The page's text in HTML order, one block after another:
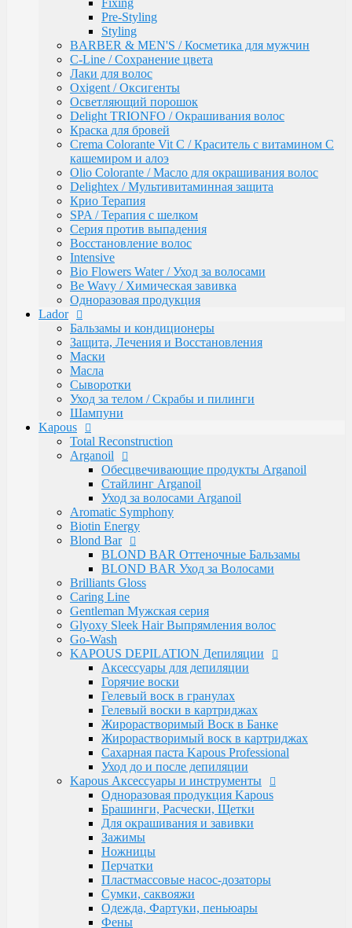
Сыворотки
Уход за телом / Скрабы и пилинги
Шампуни
Kapous
Total Reconstruction
Arganoil
Обесцвечивающие продукты Arganoil
Стайлинг Arganoil
Уход за волосами Arganoil
Aromatic Symphony
Biotin Energy
Blond Bar
BLOND BAR Оттеночные Бальзамы
BLOND BAR Уход за Волосами
Brilliants Gloss
Caring Line
Gentleman Мужская серия
Glyoxy Sleek Hair Выпрямления волос
Go-Wash
KAPOUS DEPILATION Депиляции
Аксессуары для депиляции
Горячие воски
Гелевый воск в гранулах
Гелевый воски в картриджах
Жирорастворимый Воск в Банке
Жирорастворимый воск в картриджах
Сахарная паста Kapous Professional
Уход до и после депиляции
Kapous Аксессуары и инструменты
Одноразовая продукция Kapous
Брашинги, Расчески, Щетки
Для окрашивания и завивки
Зажимы
Ножницы
Перчатки
Пластмассовые насос-дозаторы
Сумки, саквояжи
Одежда, Фартуки, пеньюары
Фены
Life Color Оттеночные средства
Luxe Care
Macadamia Oil
Magic Keratin
Magic Keratin Стайлинг
Средства для долговременной завивки
Уход за волосами
Milk Line
Oliva and Avocado
Profilactic
Smooth and Curly
Treatment Лечебная
Ylang Ylang
Окрашивание Kapous
Кремообразная проявляющая эмульсия
Обесцвечивающие и специальные продукты
Окислительная Эмульсия "ActiOx"
Окрашивание Hyaluronic Acid
Окрашивание Studio
Окрашивание бровей и ресниц
Прямые пигменты Rainbow
Стайлинг Kapous
Уход за волосами HYALURONIC ACID
Уход за волосами PROFESSIONAL
Средства для химической завивки волос
Краски для бровей и ресниц
Fixing
Pre-Styling
Styling
BARBER & MEN'S / Косметика для мужчин
C-Line / Сохранение цвета
Лаки для волос
Oxigent / Оксигенты
Осветляющий порошок
Delight TRIONFO / Окрашивания волос
Краска для бровей
Crema Colorante Vit C / Краситель с витамином С
кашемиром и алоэ
Olio Colorante / Масло для окрашивания волос
Delightex / Мультивитаминная защита
Крио Терапия
SPA / Терапия с шелком
Серия против выпадения
Восстановление волос
Intensive
Bio Flowers Water / Уход за волосами
Be Wavy / Химическая завивка
Одноразовая продукция
Lador
Бальзамы и кондиционеры
Защита, Лечения и Восстановления
Маски
Масла
Сыворотки
Уход за телом / Скрабы и пилинги
Шампуни
Kapous
Total Reconstruction
Arganoil
Обесцвечивающие продукты Arganoil
Стайлинг Arganoil
Уход за волосами Arganoil
Aromatic Symphony
Biotin Energy
Blond Bar
BLOND BAR Оттеночные Бальзамы
BLOND BAR Уход за Волосами
Brilliants Gloss
Caring Line
Gentleman Мужская серия
Glyoxy Sleek Hair Выпрямления волос
Go-Wash
KAPOUS DEPILATION Депиляции
Аксессуары для депиляции
Горячие воски
Гелевый воск в гранулах
Гелевый воски в картриджах
Жирорастворимый Воск в Банке
Жирорастворимый воск в картриджах
Сахарная паста Kapous Professional
Уход до и после депиляции
Kapous Аксессуары и инструменты
Одноразовая продукция Kapous
Брашинги, Расчески, Щетки
Для окрашивания и завивки
Зажимы
Ножницы
Перчатки
Пластмассовые насос-дозаторы
Сумки, саквояжи
Одежда, Фартуки, пеньюары
Фены